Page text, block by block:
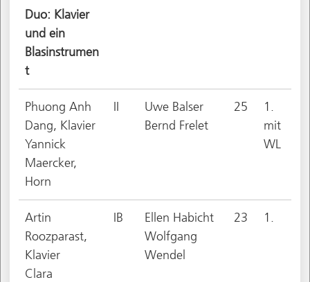
Duo: Klavier
und ein
Blasinstrumen
t
Phuong Anh
Dang, Klavier
Yannick
Maercker,
Horn
II
Uwe Balser
Bernd Frelet
25
1.
mit
WL
Artin
Roozparast,
Klavier
Clara
IB
Ellen Habicht
Wolfgang
Wendel
23 1.